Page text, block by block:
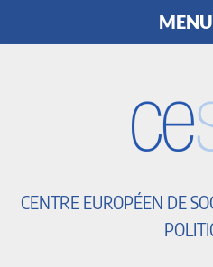
CENTRE EUROPÉEN DE